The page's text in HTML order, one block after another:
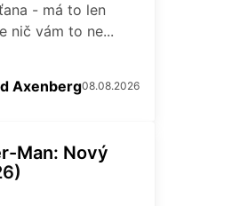
- má to len
nič vám to ne...
Axenberg08.08.2026
Man: Nový